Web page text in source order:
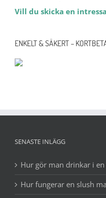
Vill du skicka en
ENKELT & SÄKERT –
SENASTE INLÄGG
Hur gör man drinkar i
Hur fungerar en slush